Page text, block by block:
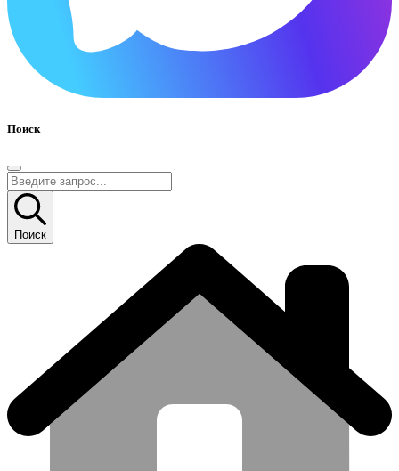
Поиск
Поиск